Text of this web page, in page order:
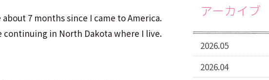
7 months since I came to America.
continuing in North Dakota where I live.
アーカイブ
2026.05
2026.04